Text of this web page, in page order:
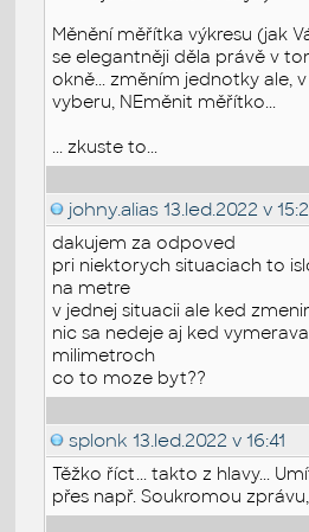
Měnění měřítka výkresu (jak
se elegantněji děla právě v
okně... změním jednotky ale,
vyberu, NEměnit měřítko...
... zkuste to...
johny.alias 13.led.2022 v
dakujem za odpoved
pri niektorych situaciach to
na metre
v jednej situacii ale ked
nic sa nedeje aj ked
milimetroch
co to moze byt??
splonk 13.led.2022 v 16:41
Těžko říct... takto z hlavy...
přes např. Soukromou